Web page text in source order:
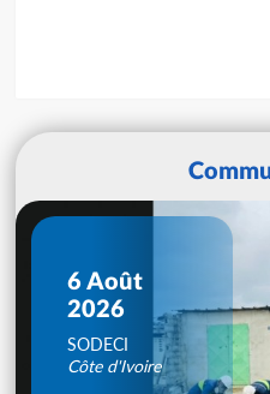
6 Août
2026
SODECI
Côte d'Ivoire